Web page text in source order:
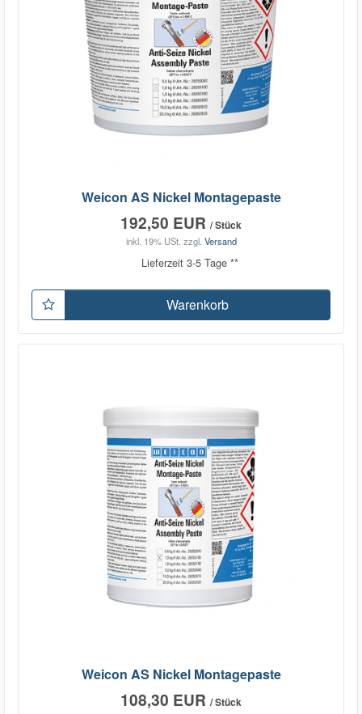
Weicon AS Nickel Montagepaste
192,50 EUR / Stück
inkl. 19% USt. zzgl. Versand
Lieferzeit 3-5 Tage **
Warenkorb
Weicon AS Nickel Montagepaste
108,30 EUR / Stück